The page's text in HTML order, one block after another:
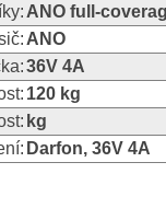
ANO full-
ANO
36V 4A
120 kg
kg
Darfon, 36V 4A